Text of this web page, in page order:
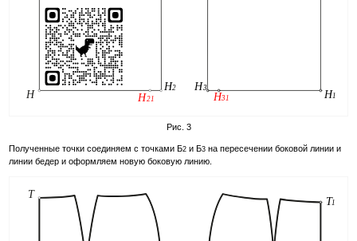
Рис. 3
Полученные точки соединяем с точками Б2 и Б3 на пересечении боковой линии и
линии бедер и оформляем новую боковую линию.